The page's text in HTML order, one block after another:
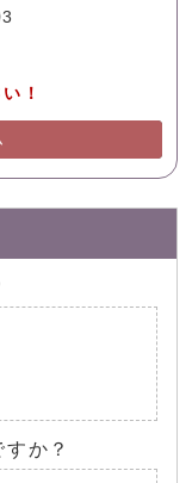
！
か？